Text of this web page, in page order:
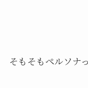
そもそもペルソナ